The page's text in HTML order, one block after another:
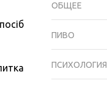
ОБЩЕЕ
ПИВО
ПСИХОЛОГИЯ